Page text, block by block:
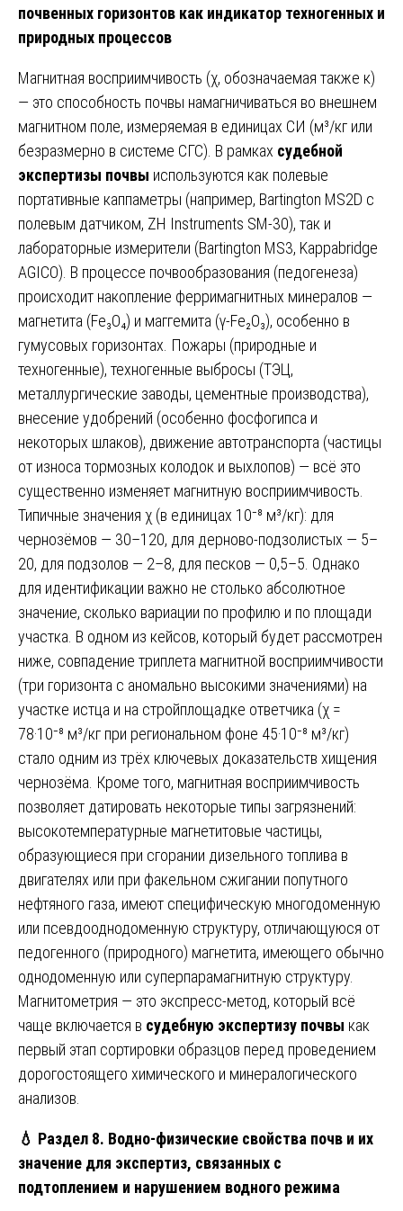
почвенных горизонтов как индикатор техногенных и
природных процессов
Магнитная восприимчивость (χ, обозначаемая также κ)
— это способность почвы намагничиваться во внешнем
магнитном поле, измеряемая в единицах СИ (м³/кг или
безразмерно в системе СГС). В рамках судебной
экспертизы почвы используются как полевые
портативные каппаметры (например, Bartington MS2D с
полевым датчиком, ZH Instruments SM-30), так и
лабораторные измерители (Bartington MS3, Kappabridge
AGICO). В процессе почвообразования (педогенеза)
происходит накопление ферримагнитных минералов —
магнетита (Fe₃O₄) и маггемита (γ-Fe₂O₃), особенно в
гумусовых горизонтах. Пожары (природные и
техногенные), техногенные выбросы (ТЭЦ,
металлургические заводы, цементные производства),
внесение удобрений (особенно фосфогипса и
некоторых шлаков), движение автотранспорта (частицы
от износа тормозных колодок и выхлопов) — всё это
существенно изменяет магнитную восприимчивость.
Типичные значения χ (в единицах 10⁻⁸ м³/кг): для
чернозёмов — 30–120, для дерново-подзолистых — 5–
20, для подзолов — 2–8, для песков — 0,5–5. Однако
для идентификации важно не столько абсолютное
значение, сколько вариации по профилю и по площади
участка. В одном из кейсов, который будет рассмотрен
ниже, совпадение триплета магнитной восприимчивости
(три горизонта с аномально высокими значениями) на
участке истца и на стройплощадке ответчика (χ =
78·10⁻⁸ м³/кг при региональном фоне 45·10⁻⁸ м³/кг)
стало одним из трёх ключевых доказательств хищения
чернозёма. Кроме того, магнитная восприимчивость
позволяет датировать некоторые типы загрязнений:
высокотемпературные магнетитовые частицы,
образующиеся при сгорании дизельного топлива в
двигателях или при факельном сжигании попутного
нефтяного газа, имеют специфическую многодоменную
или псевдооднодоменную структуру, отличающуюся от
педогенного (природного) магнетита, имеющего обычно
однодоменную или суперпарамагнитную структуру.
Магнитометрия — это экспресс-метод, который всё
чаще включается в судебную экспертизу почвы как
первый этап сортировки образцов перед проведением
дорогостоящего химического и минералогического
анализов.
💧 Раздел 8. Водно-физические свойства почв и их
значение для экспертиз, связанных с
подтоплением и нарушением водного режима